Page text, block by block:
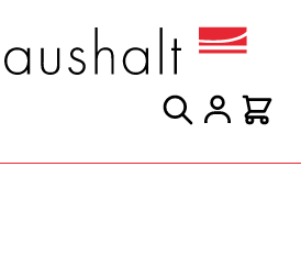
Suche